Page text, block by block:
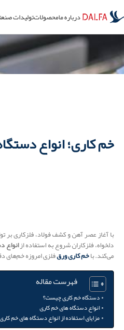
درباره مامحصولاتتولیدات
خم کاری؛ انواع
با آغاز عصر آهن و کشف فولاد، فلزکاری
دلخواه، فلزکاران شروع به استفاده ازانواع
می‌کند. باخم کاری ورقفلزی امروزه خم‌های
فهرست مقاله
دستگاه خم کاری چیست؟
انواع دستگاه های خم کاری
مزایای استفاده از انواع دستگاه های خم